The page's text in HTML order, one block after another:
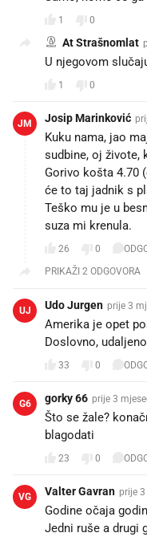
1 0
At Strašnomlat
U njegovom
1 0
JM Josip Marinković
Kuku nama, jao
sudbine, oj živote,
Gorivo košta 4.70
će to taj jadnik s
Teško mu je u
suza mi krenula.
26 0
PRIKAŽI 2 ODGOVORA
UJ Udo Jurgen prije 3
Amerika je opet
Doslovno,
33 0
G6 gorky 66 prije 3
Što se žale?
blagodati
23 0
VG Valter Gavran prije
Godine očaja
Jedni ruše a drugi